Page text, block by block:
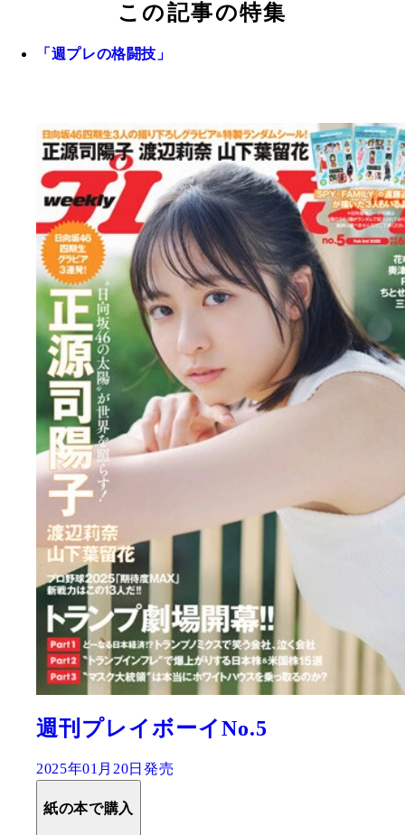
この記事の特集
「週プレの格闘技」
週刊プレイボーイNo.5
2025年01月20日発売
紙の本で購入